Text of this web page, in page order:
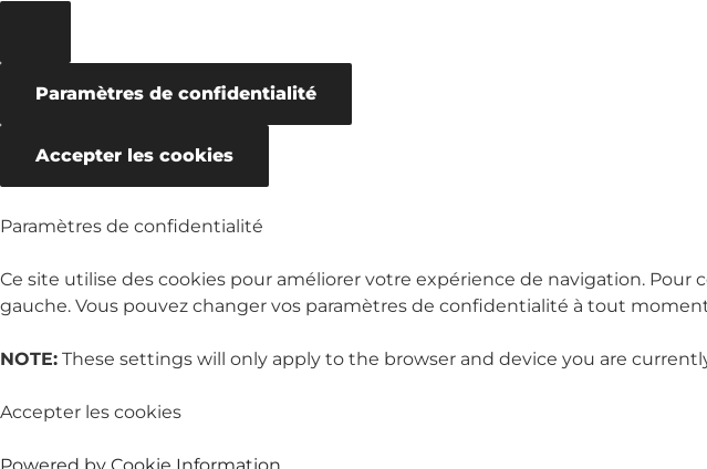
Paramètres de confidentialité
Accepter les cookies
Paramètres de confidentialité
Ce site utilise des cookies pour améliorer votre expérience de navigation.
gauche. Vous pouvez changer vos paramètres de confidentialité à tout
NOTE: These settings will only apply to the browser and device you are
Accepter les cookies